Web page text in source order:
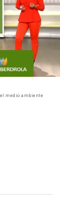
medio ambiente